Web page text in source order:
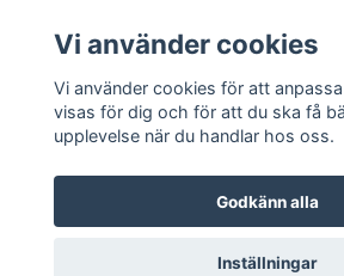
Vi använder cookies
Vi använder cookies för att
visas för dig och för att du ska få
upplevelse när du handlar hos oss.
Godkänn alla
Inställningar